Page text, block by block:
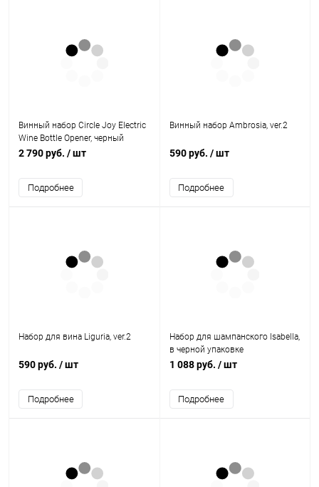
Винный набор Circle Joy Electric
Wine Bottle Opener, черный
2 790 руб. / шт
Подробнее
Винный набор Ambrosia, ver.2
590 руб. / шт
Подробнее
Набор для вина Liguria, ver.2
590 руб. / шт
Подробнее
Набор для шампанского Isabella,
в черной упаковке
1 088 руб. / шт
Подробнее